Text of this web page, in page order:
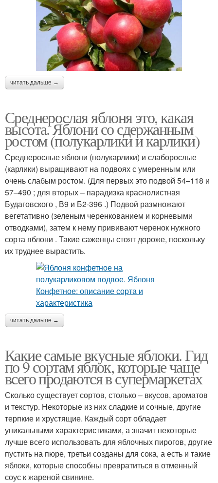
читать дальше →
Среднерослая яблоня это, какая
высота. Яблони со сдержанным
ростом (полукарлики и карлики)
Среднерослые яблони (полукарлики) и слаборослые
(карлики) выращивают на подвоях с умеренным или
очень слабым ростом. (Для первых это подвой 54–118 и
57–490 ; для вторых – парадизка краснолистная
Будаговского , В9 и Б2-396 .) Подвой размножают
вегетативно (зеленым черенкованием и корневыми
отводками), затем к нему прививают черенок нужного
сорта яблони . Такие саженцы стоят дороже, поскольку
их труднее вырастить.
читать дальше →
Какие самые вкусные яблоки. Гид
по 9 сортам яблок, которые чаще
всего продаются в супермаркетах
Сколько существует сортов, столько – вкусов, ароматов
и текстур. Некоторые из них сладкие и сочные, другие
терпкие и хрустящие. Каждый сорт обладает
уникальными характеристиками, а значит некоторые
лучше всего использовать для яблочных пирогов, другие
пустить на пюре, третьи созданы для сока, а есть и такие
яблоки, которые способны превратиться в отменный
соус к жареной свинине.